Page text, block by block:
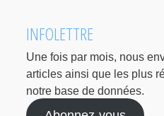
INFOLETTRE
Une fois par mois, nous
articles ainsi que les plus
notre base de données.